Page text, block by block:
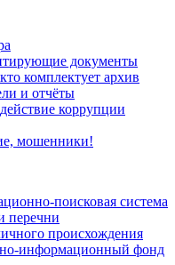
документы
комплектует архив
и отчёты
коррупции
мошенники!
поисковая система
перечни
происхождения
информационный фонд